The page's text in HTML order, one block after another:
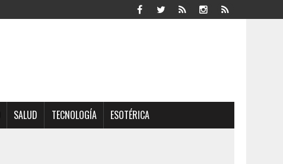
SALUD TECNOLOGÍA ESOTÉRICA